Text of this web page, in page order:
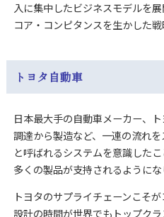
入に集中したビジネスモデルを
コア・コンピタンスを生かした戦
トヨタ自動車
日本最大手の自動車メーカー、
調達から製造など、一連の流れ
と呼ばれるシステムを意識したこ
多くの製品が支持されるようにな
トヨタのサプライチェーンこそ
設計の時間が世界でもトップク